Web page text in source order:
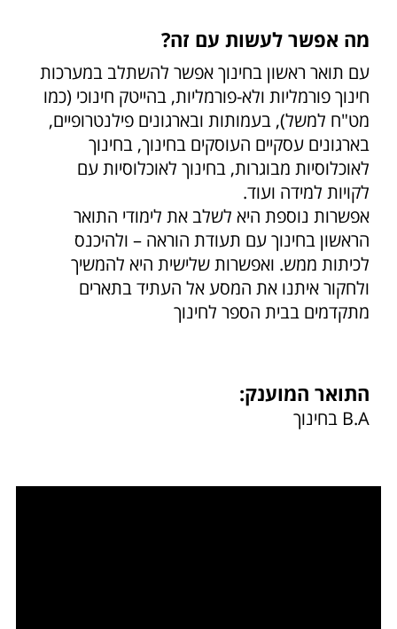
מה אפשר לעשות עם זה?
עם תואר ראשון בחינוך אפשר להשתלב במערכות
חינוך פורמליות ולא-פורמליות, בהייטק חינוכי (כמו
מט"ח למשל), בעמותות ובארגונים פילנטרופיים,
בארגונים עסקיים העוסקים בחינוך, בחינוך
לאוכלוסיות מבוגרות, בחינוך לאוכלוסיות עם
לקויות למידה ועוד.
אפשרות נוספת היא לשלב את לימודי התואר
הראשון בחינוך עם תעודת הוראה – ולהיכנס
לכיתות ממש. ואפשרות שלישית היא להמשיך
ולחקור איתנו את המסע אל העתיד בתארים
מתקדמים בבית הספר לחינוך
התואר המוענק:
B.A בחינוך